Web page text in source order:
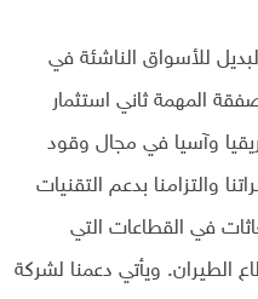
للأسواق الناشئة في
المهمة ثاني استثمار
وآسيا في مجال وقود
والتزامنا بدعم التقنيات
في القطاعات التي
الطيران. ويأتي دعمنا لشركة